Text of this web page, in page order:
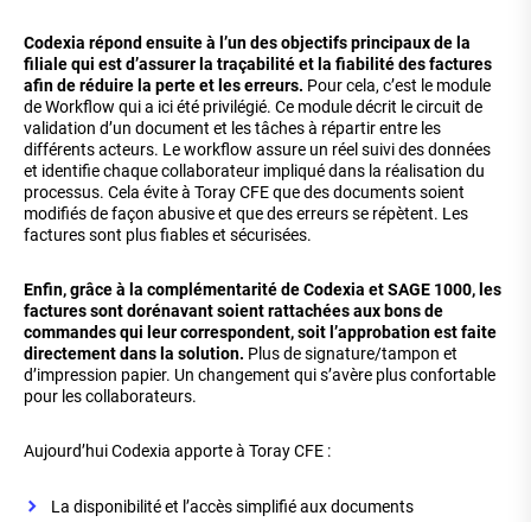
Codexia répond ensuite à l’un des objectifs principaux de la
filiale qui est d’assurer la traçabilité et la fiabilité des factures
afin de réduire la perte et les erreurs. Pour cela, c’est le module
de Workflow qui a ici été privilégié. Ce module décrit le circuit de
validation d’un document et les tâches à répartir entre les
différents acteurs. Le workflow assure un réel suivi des données
et identifie chaque collaborateur impliqué dans la réalisation du
processus. Cela évite à Toray CFE que des documents soient
modifiés de façon abusive et que des erreurs se répètent. Les
factures sont plus fiables et sécurisées.
Enfin, grâce à la complémentarité de Codexia et SAGE 1000, les
factures sont dorénavant soient rattachées aux bons de
commandes qui leur correspondent, soit l’approbation est faite
directement dans la solution. Plus de signature/tampon et
d’impression papier. Un changement qui s’avère plus confortable
pour les collaborateurs.
Aujourd’hui Codexia apporte à Toray CFE :
La disponibilité et l’accès simplifié aux documents